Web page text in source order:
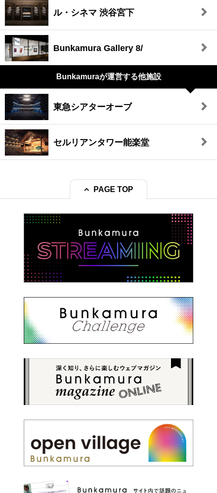
ル・シネマ 渋谷宮下
Bunkamura Gallery 8/
Bunkamuraが運営する他施設
東急シアターオーブ
セルリアンタワー能楽堂
PAGE TOP